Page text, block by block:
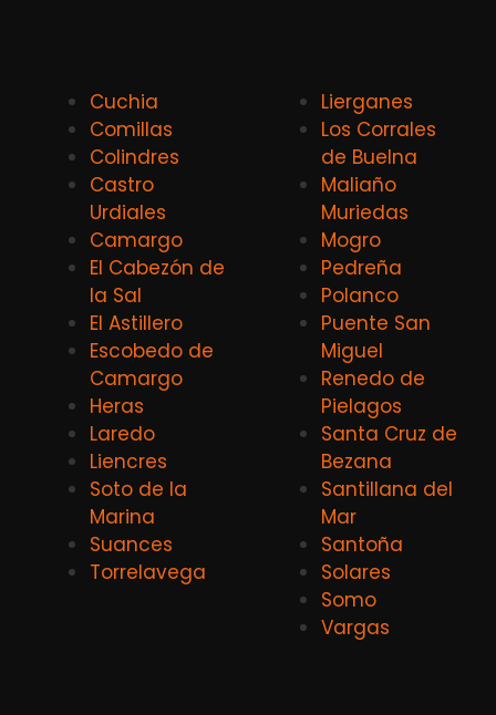
Cuchia
Comillas
Colindres
Castro
Urdiales
Camargo
El Cabezón de
la Sal
El Astillero
Escobedo de
Camargo
Heras
Laredo
Liencres
Soto de la
Marina
Suances
Torrelavega
Lierganes
Los Corrales
de Buelna
Maliaño
Muriedas
Mogro
Pedreña
Polanco
Puente San
Miguel
Renedo de
Pielagos
Santa Cruz de
Bezana
Santillana del
Mar
Santoña
Solares
Somo
Vargas